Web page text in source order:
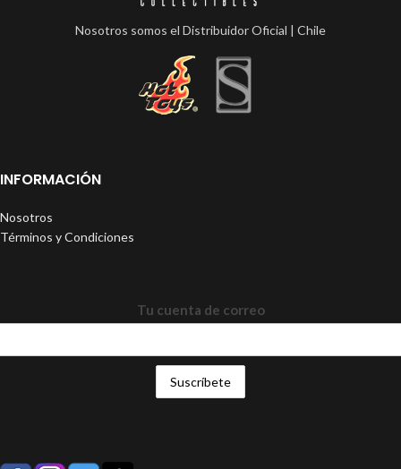
Nosotros somos el Distribuidor Oficial | Chile
INFORMACIÓN
Nosotros
Términos y Condiciones
Tu cuenta de correo